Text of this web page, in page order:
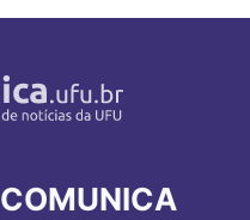
COMUNICA